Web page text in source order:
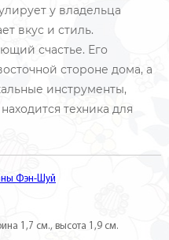
у владельца
вкус и стиль.
счастье. Его
стороне дома, а
инструменты,
техника для
Фэн-Шуй
1,7 см., высота 1,9 см.